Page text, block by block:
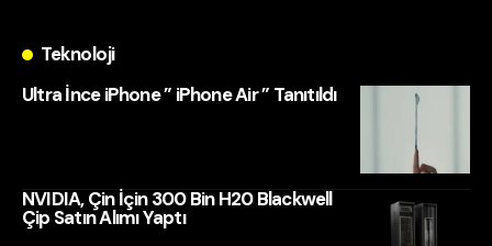
Teknoloji
Ultra İnce iPhone ” iPhone Air ” Tanıtıldı
NVIDIA, Çin İçin 300 Bin H20 Blackwell
Çip Satın Alımı Yaptı